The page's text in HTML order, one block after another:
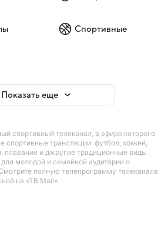
Спортивные
Показать еще
спортивный телеканал, в эфире которого
спортивные трансляции: футбол, хоккей,
плавание и джругие традиционные виды
молодой и семейной аудитории о
полную телепрограмму телеканала
на «ТВ Mail».